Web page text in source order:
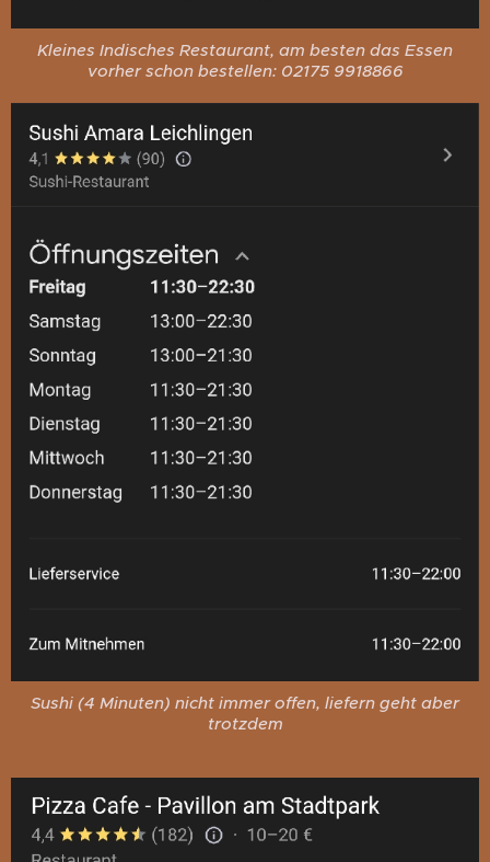
Kleines Indisches Restaurant, am besten das Essen
vorher schon bestellen: 02175 9918866
Sushi (4 Minuten) nicht immer offen, liefern geht aber
trotzdem